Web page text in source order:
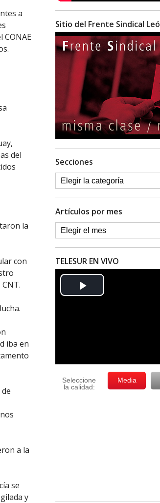
a
del
la
con
iba en
a la
se
y
Sitio del Frente Sindical
Secciones
Artículos por mes
TELESUR EN VIVO